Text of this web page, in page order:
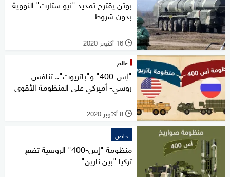
بوتن يقترح تمديد "نيو ستارت" النووية
بدون شروط
l 16 أكتوبر 2020
عالم
"إس-400" و"باتريوت".. تنافس
روسي- أميركي على المنظومة الأقوى
l 8 أكتوبر 2020
خاص
منظومة "إس-400" الروسية تضع
تركيا "بين نارين"